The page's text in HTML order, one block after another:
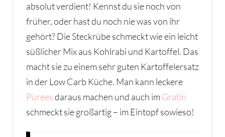
absolut verdient! Kennst du sie noch von
früher, oder hast du noch nie was von ihr
gehört? Die Steckrübe schmeckt wie ein leicht
süßlicher Mix aus Kohlrabi und Kartoffel. Das
macht sie zu einem sehr guten Kartoffelersatz
in der Low Carb Küche. Man kann leckere
Püreesdaraus machen und auch im Gratin
schmeckt sie großartig – im Eintopf sowieso!